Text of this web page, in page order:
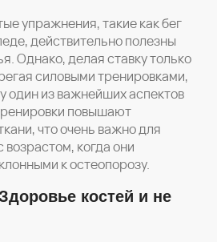
упражнения, такие как бег
действительно полезны
Однако, делая ставку только
силовыми тренировками,
один из важнейших аспектов
повышают
что очень важно для
когда они
к остеопорозу.
костей и не